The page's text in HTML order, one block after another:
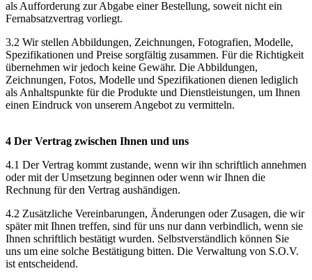
als Aufforderung zur Abgabe einer Bestellung, soweit nicht ein
Fernabsatzvertrag vorliegt.
3.2 Wir stellen Abbildungen, Zeichnungen, Fotografien, Modelle,
Spezifikationen und Preise sorgfältig zusammen. Für die Richtigkeit
übernehmen wir jedoch keine Gewähr. Die Abbildungen,
Zeichnungen, Fotos, Modelle und Spezifikationen dienen lediglich
als Anhaltspunkte für die Produkte und Dienstleistungen, um Ihnen
einen Eindruck von unserem Angebot zu vermitteln.
4 Der Vertrag zwischen Ihnen und uns
4.1 Der Vertrag kommt zustande, wenn wir ihn schriftlich annehmen
oder mit der Umsetzung beginnen oder wenn wir Ihnen die
Rechnung für den Vertrag aushändigen.
4.2 Zusätzliche Vereinbarungen, Änderungen oder Zusagen, die wir
später mit Ihnen treffen, sind für uns nur dann verbindlich, wenn sie
Ihnen schriftlich bestätigt wurden. Selbstverständlich können Sie
uns um eine solche Bestätigung bitten. Die Verwaltung von S.O.V.
ist entscheidend.